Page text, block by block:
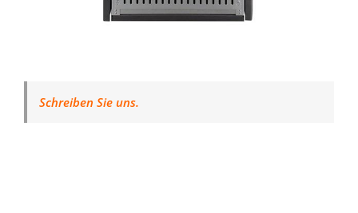
Schreiben Sie uns.